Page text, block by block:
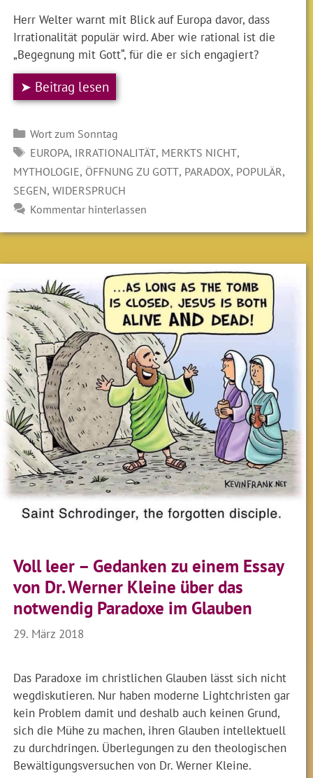
Herr Welter warnt mit Blick auf Europa davor, dass
Irrationalität populär wird. Aber wie rational ist die
„Begegnung mit Gott“, für die er sich engagiert?
➤ Beitrag lesen
Kategorien
Wort zum Sonntag
SCHLAGWÖRTER
EUROPA, IRRATIONALITÄT, MERKTS NICHT,
MYTHOLOGIE, ÖFFNUNG ZU GOTT, PARADOX, POPULÄR,
SEGEN,WIDERSPRUCH
Kommentar hinterlassen
Voll leer – Gedanken zu einem Essay
von Dr. Werner Kleine über das
notwendig Paradoxe im Glauben
29. März 2018
Das Paradoxe im christlichen Glauben lässt sich nicht
wegdiskutieren. Nur haben moderne Lightchristen gar
kein Problem damit und deshalb auch keinen Grund,
sich die Mühe zu machen, ihren Glauben intellektuell
zu durchdringen. Überlegungen zu den theologischen
Bewältigungsversuchen von Dr. Werner Kleine.